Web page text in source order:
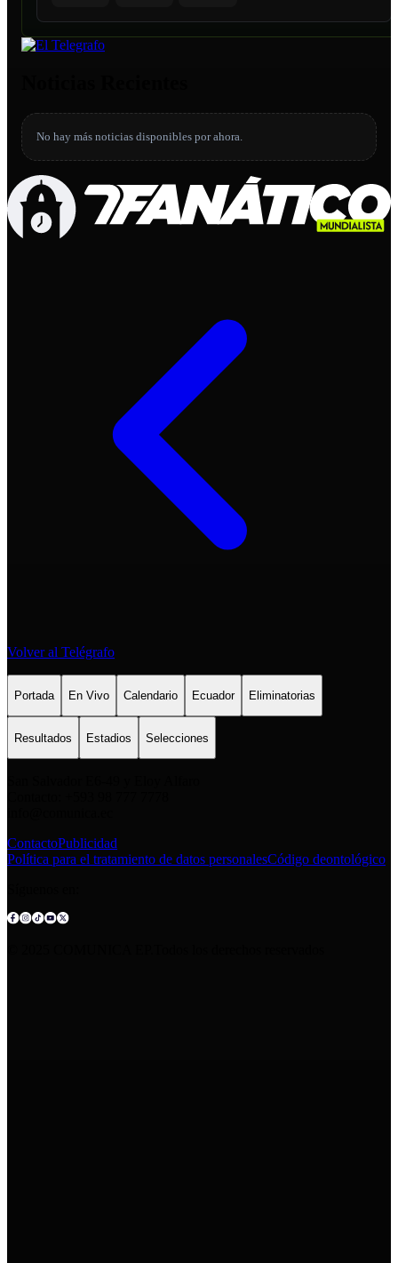
No hay más noticias disponibles por ahora.
Volver al Telégrafo
Portada En Vivo Calendario Ecuador Eliminatorias
Resultados Estadios Selecciones
ContactoPublicidad
Política para el tratamiento de datos personalesCódigo deontológico